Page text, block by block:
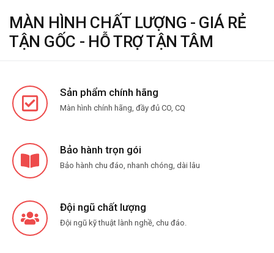
MÀN HÌNH CHẤT LƯỢNG - GIÁ RẺ
TẬN GỐC - HỖ TRỢ TẬN TÂM
Sản phẩm chính hãng
Màn hình chính hãng, đầy đủ CO, CQ
Bảo hành trọn gói
Bảo hành chu đáo, nhanh chóng, dài lâu
Đội ngũ chất lượng
Đội ngũ kỹ thuật lành nghề, chu đáo.